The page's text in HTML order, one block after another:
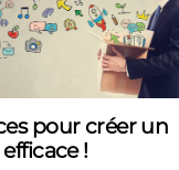
pour créer un
!